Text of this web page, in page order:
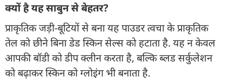
क्यों है यह साबुन से बेहतर?
प्राकृतिक जड़ी-बूटियों से बना यह पाउडर त्वचा के प्राकृतिक
तेल को छीने बिना डेड स्किन सेल्स को हटाता है. यह न केवल
आपकी बॉडी को डीप क्लीन करता है, बल्कि ब्लड सर्कुलेशन
को बढ़ाकर स्किन को ग्लोइंग भी बनाता है.